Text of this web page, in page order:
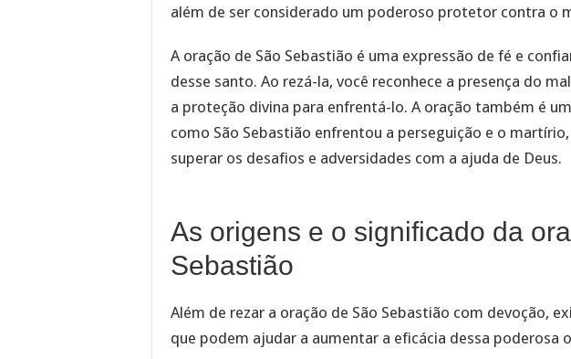
além de ser considerado um poderoso protetor contra o
A oração de São Sebastião é uma expressão de fé e
desse santo. Ao rezá-la, você reconhece a presença do
a proteção divina para enfrentá-lo. A oração também é
como São Sebastião enfrentou a perseguição e o
superar os desafios e adversidades com a ajuda de Deus.
As origens e o significado da
Sebastião
Além de rezar a oração de São Sebastião com devoção,
que podem ajudar a aumentar a eficácia dessa poderosa